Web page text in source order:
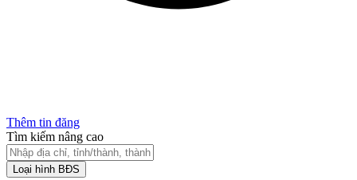
Thêm tin đăng
Tìm kiếm nâng cao
Loại hình BĐS